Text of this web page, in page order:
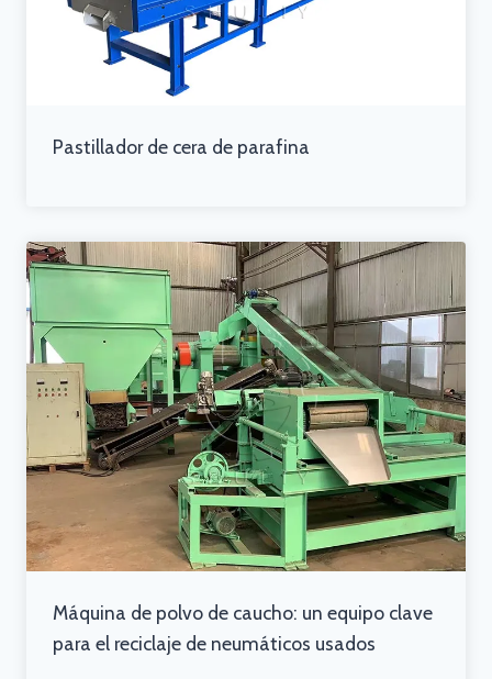
Pastillador de cera de parafina
Máquina de polvo de caucho: un equipo clave
para el reciclaje de neumáticos usados